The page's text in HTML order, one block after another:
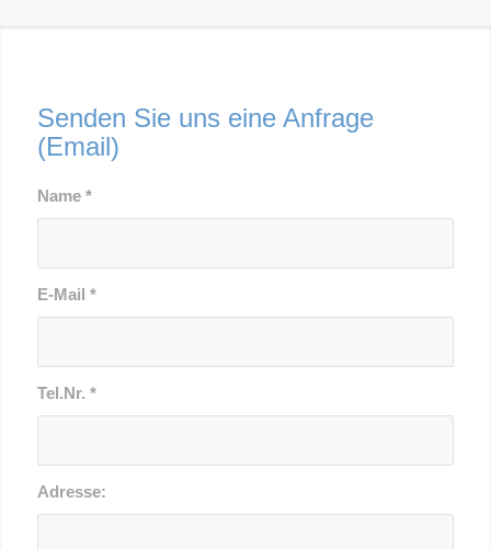
Senden Sie uns eine Anfrage
(Email)
Name *
E-Mail *
Tel.Nr. *
Adresse: